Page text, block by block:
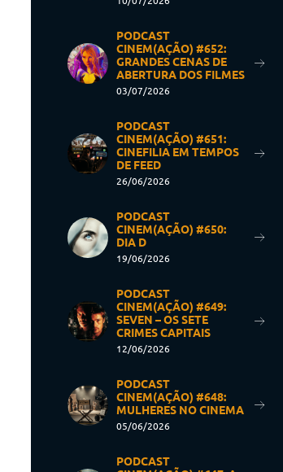
PODCAST
CINEM(AÇÃO) #652:
GRANDES CENAS DE
ABERTURA DOS FILMES
03/07/2026
PODCAST
CINEM(AÇÃO) #651:
CINEFILIA EM TEMPOS
DE FEED
26/06/2026
PODCAST
CINEM(AÇÃO) #650:
DIA D
19/06/2026
PODCAST
CINEM(AÇÃO) #649:
SEVEN – OS SETE
CRIMES CAPITAIS
12/06/2026
PODCAST
CINEM(AÇÃO) #648:
MULHERES NO CINEMA
05/06/2026
PODCAST